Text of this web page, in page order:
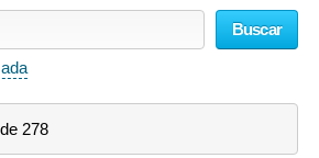
Buscar
278